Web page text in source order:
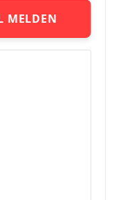
MELDEN